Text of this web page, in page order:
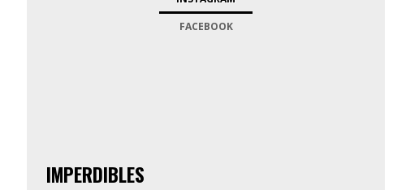
FACEBOOK
IMPERDIBLES